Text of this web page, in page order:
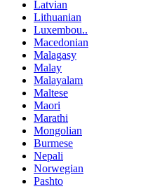
Latvian
Lithuanian
Luxembou..
Macedonian
Malagasy
Malay
Malayalam
Maltese
Maori
Marathi
Mongolian
Burmese
Nepali
Norwegian
Pashto